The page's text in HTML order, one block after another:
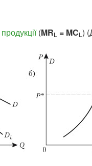
продукції(MRL = MCL)